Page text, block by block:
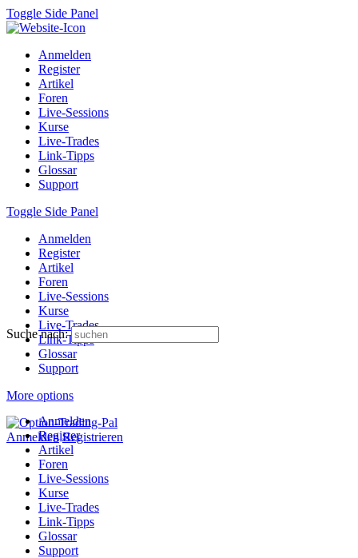
Toggle Side Panel
Anmelden
Register
Artikel
Foren
Live-Sessions
Kurse
Live-Trades
Link-Tipps
Glossar
Support
Toggle Side Panel
Anmelden
Register
Artikel
Foren
Live-Sessions
Kurse
Live-Trades
Link-Tipps
Glossar
Support
More options
Anmelden Registrieren
Suche nach:
Anmelden
Register
Artikel
Foren
Live-Sessions
Kurse
Live-Trades
Link-Tipps
Glossar
Support